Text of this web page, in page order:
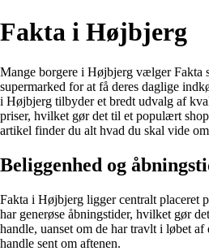
Fakta i Højbjerg
Mange borgere i Højbjerg vælger Fakta
supermarked for at få deres daglige
i Højbjerg tilbyder et bredt udvalg af
priser, hvilket gør det til et populært
artikel finder du alt hvad du skal vide
Beliggenhed og
Fakta i Højbjerg ligger centralt placeret
har generøse åbningstider, hvilket gør
handle, uanset om de har travlt i løbet
handle sent om aftenen.